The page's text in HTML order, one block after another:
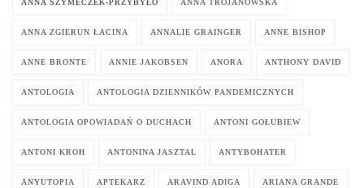
ANNA SZYMECZEK-PRZYBYŁO ANNA TROJANOWSKA
ANNA ZGIERUN ŁACINA ANNALIE GRAINGER ANNE BISHOP
ANNE BRONTE ANNIE JAKOBSEN ANORA ANTHONY DAVID
ANTOLOGIA ANTOLOGIA DZIENNIKÓW PANDEMICZNYCH
ANTOLOGIA OPOWIADAŃ O DUCHACH ANTONI GOŁUBIEW
ANTONI KROH ANTONINA JASZTAL ANTYBOHATER
ANYUTOPIA APTEKARZ ARAVIND ADIGA ARIANA GRANDE